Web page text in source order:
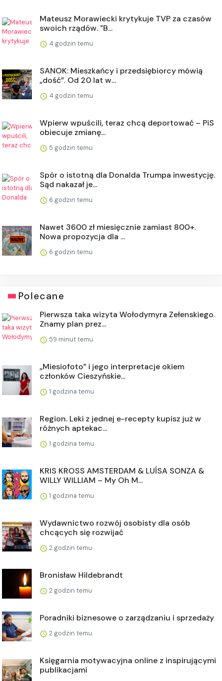
Mateusz Morawiecki krytykuje TVP za czasów
swoich rządów. "B...
4 godzin temu
SANOK: Mieszkańcy i przedsiębiorcy mówią
„dość”. Od 20 lat w...
4 godzin temu
Wpierw wpuścili, teraz chcą deportować – PiS
obiecuje zmianę...
5 godzin temu
Spór o istotną dla Donalda Trumpa inwestycję.
Sąd nakazał je...
6 godzin temu
Nawet 3600 zł miesięcznie zamiast 800+.
Nowa propozycja dla ...
6 godzin temu
Polecane
Pierwsza taka wizyta Wołodymyra Zełenskiego.
Znamy plan prez...
59 minut temu
„Miesiofoto” i jego interpretacje okiem
członków Cieszyńskie...
1 godzina temu
Region. Leki z jednej e-recepty kupisz już w
różnych aptekac...
1 godzina temu
KRIS KROSS AMSTERDAM & LUÍSA SONZA &
WILLY WILLIAM – My Oh M...
1 godzina temu
Wydawnictwo rozwój osobisty dla osób
chcących się rozwijać
2 godzin temu
Bronisław Hildebrandt
2 godzin temu
Poradniki biznesowe o zarządzaniu i sprzedaży
2 godzin temu
Księgarnia motywacyjna online z inspirującymi
publikacjami